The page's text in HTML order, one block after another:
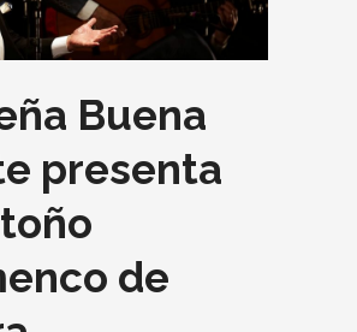
Buena
presenta
de